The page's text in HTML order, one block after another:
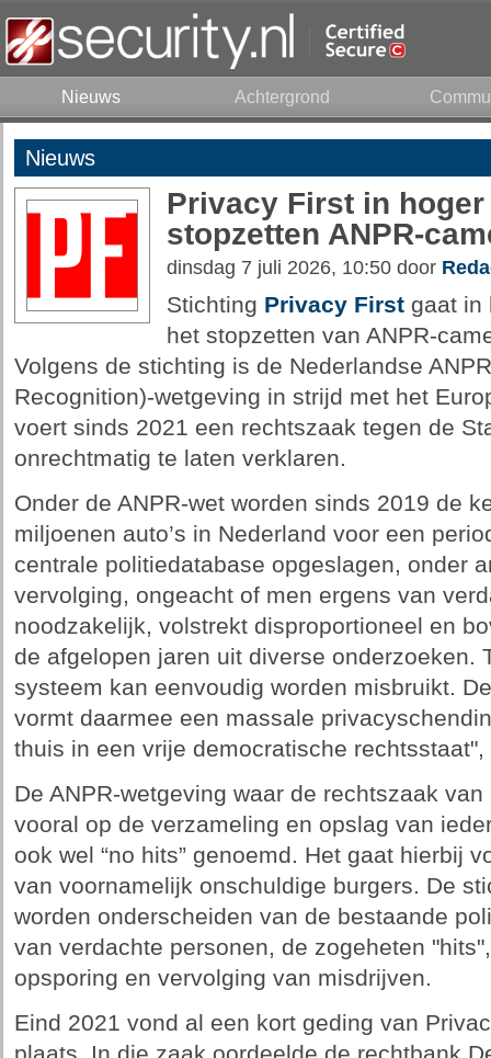
Nieuws Achtergrond
Nieuws
Privacy First in
stopzetten ANPR-
dinsdag 7 juli 2026, 10:50 door
Stichting Privacy Firstgaat in
het stopzetten van ANPR-
Volgens de stichting is de Nederlandse
Recognition)-wetgeving in strijd met het
voert sinds 2021 een rechtszaak tegen de
onrechtmatig te laten verklaren.
Onder de ANPR-wet worden sinds 2019 de
miljoenen auto’s in Nederland voor een
centrale politiedatabase opgeslagen, onder
vervolging, ongeacht of men ergens van
noodzakelijk, volstrekt disproportioneel en
de afgelopen jaren uit diverse onderzoeken.
systeem kan eenvoudig worden misbruikt.
vormt daarmee een massale
thuis in een vrije democratische
De ANPR-wetgeving waar de rechtszaak
vooral op de verzameling en opslag van
ook wel “no hits” genoemd. Het gaat hierbij
van voornamelijk onschuldige burgers. De
worden onderscheiden van de bestaande
van verdachte personen, de zogeheten
opsporing en vervolging van misdrijven.
Eind 2021 vond al een kort geding van